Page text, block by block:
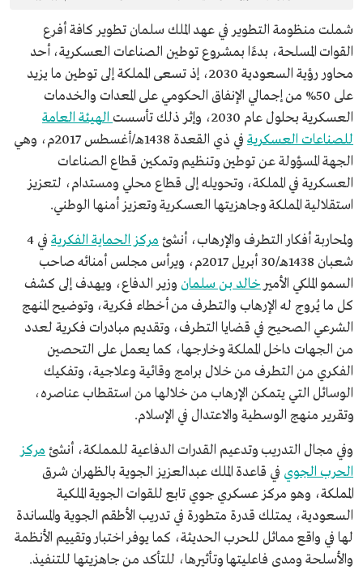
شملت منظومة التطوير في عهد الملك سلمان تطوير كافة أفرع
القوات المسلحة، بدءًا بمشروع توطين الصناعات العسكرية، أحد
محاور رؤية السعودية 2030، إذ تسعى المملكة إلى توطين ما يزيد
على 50% من إجمالي الإنفاق الحكومي على المعدات والخدمات
العسكرية بحلول عام 2030، وإثر ذلك تأسست
الهيئة العامة
للصناعات العسكرية
في ذي القعدة 1438هـ/أغسطس 2017م، وهي
الجهة المسؤولة عن توطين وتنظيم وتمكين قطاع الصناعات
العسكرية في المملكة، وتحويله إلى قطاع محلي ومستدام، لتعزيز
استقلالية المملكة وجاهزيتها العسكرية وتعزيز أمنها الوطني.
ولمحاربة أفكار التطرف والإرهاب، أنشئ مركز الحماية الفكرية
في 4
شعبان 1438هـ/30 أبريل 2017م، ويرأس مجلس أمنائه صاحب
السمو الملكي الأمير خالد بن سلمان وزير الدفاع، ويهدف إلى كشف
كل ما يُروج له الإرهاب والتطرف من أخطاء فكرية، وتوضيح المنهج
الشرعي الصحيح في قضايا التطرف، وتقديم مبادرات فكرية لعدد
من الجهات داخل المملكة وخارجها، كما يعمل على التحصين
الفكري من التطرف من خلال برامج وقائية وعلاجية، وتفكيك
الوسائل التي يتمكن الإرهاب من خلالها من استقطاب عناصره،
وتقرير منهج الوسطية والاعتدال في الإسلام.
وفي مجال التدريب وتدعيم القدرات الدفاعية للمملكة، أنشئ مركز
الحرب الجوي في قاعدة الملك عبدالعزيز الجوية بالظهران شرق
المملكة، وهو مركز عسكري جوي تابع للقوات الجوية الملكية
السعودية، يمتلك قدرة متطورة في تدريب الأطقم الجوية والمساندة
لها في واقع مماثل للحرب الحديثة، كما يوفر اختبار وتقييم الأنظمة
والأسلحة ومدى فاعليتها وتأثيرها، للتأكد من جاهزيتها للتنفيذ.